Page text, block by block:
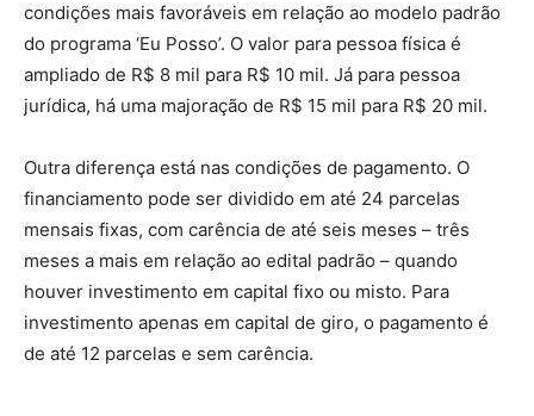
condições mais favoráveis em relação ao modelo padrão
do programa ‘Eu Posso’. O valor para pessoa física é
ampliado de R$ 8 mil para R$ 10 mil. Já para pessoa
jurídica, há uma majoração de R$ 15 mil para R$ 20 mil.
Outra diferença está nas condições de pagamento. O
financiamento pode ser dividido em até 24 parcelas
mensais fixas, com carência de até seis meses – três
meses a mais em relação ao edital padrão – quando
houver investimento em capital fixo ou misto. Para
investimento apenas em capital de giro, o pagamento é
de até 12 parcelas e sem carência.